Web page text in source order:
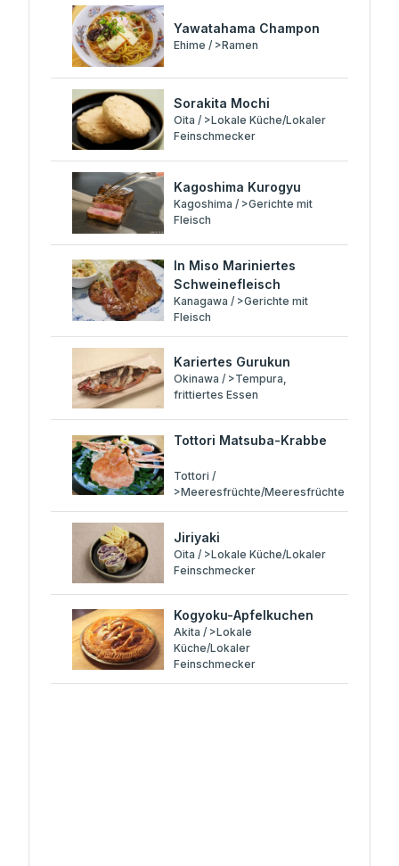
Yawatahama Champon
Ehime / >Ramen
Sorakita Mochi
Oita / >Lokale Küche/Lokaler
Feinschmecker
Kagoshima Kurogyu
Kagoshima / >Gerichte mit
Fleisch
In Miso Mariniertes
Schweinefleisch
Kanagawa / >Gerichte mit
Fleisch
Kariertes Gurukun
Okinawa / >Tempura,
frittiertes Essen
Tottori Matsuba-Krabbe
Tottori /
>Meeresfrüchte/Meeresfrüchte
Jiriyaki
Oita / >Lokale Küche/Lokaler
Feinschmecker
Kogyoku-Apfelkuchen
Akita / >Lokale
Küche/Lokaler
Feinschmecker